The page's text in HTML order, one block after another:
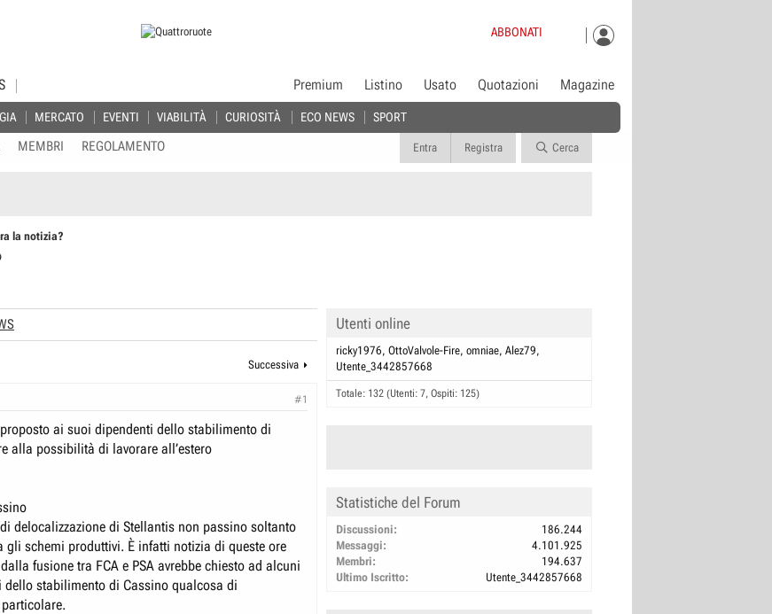
ABBONATI
MERCATO EVENTI VIABILITÀ CURIOSITÀ ECO NEWS SPORT
Premium Listino Usato Quotazioni Magazine
MEMBRI REGOLAMENTO Entra Registra Cerca
la notizia?
Successiva
#1
ai suoi dipendenti dello stabilimento di
alla possibilità di lavorare all’estero
delocalizzazione di Stellantis non passino soltanto
gli schemi produttivi. È infatti notizia di queste ore
fusione tra FCA e PSA avrebbe chiesto ad alcuni
dello stabilimento di Cassino qualcosa di
Utenti online
ricky1976 OttoValvole-Fire omniae Alez79
Utente_3442857668
Totale: 132 (Utenti: 7, Ospiti: 125)
Statistiche del Forum
Discussioni
186.244
Messaggi
4.101.925
Membri
194.637
Ultimo Iscritto
Utente_3442857668